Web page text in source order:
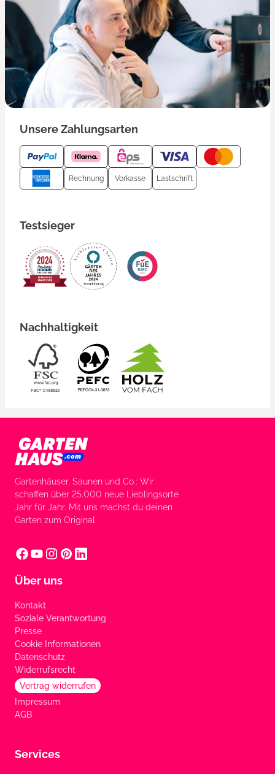
Unsere Zahlungsarten
Rechnung Vorkasse Lastschrift
Testsieger
Nachhaltigkeit
Gartenhäuser, Saunen und Co.: Wir
schaffen über 25.000 neue Lieblingsorte
Jahr für Jahr. Mit uns machst du deinen
Garten zum Original.
Über uns
Kontakt
Soziale Verantwortung
Presse
Cookie Informationen
Datenschutz
Widerrufsrecht
Vertrag widerrufen
Impressum
AGB
Services